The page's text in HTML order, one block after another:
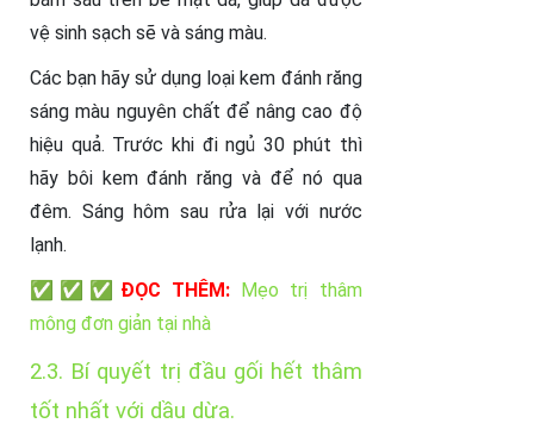
vệ sinh sạch sẽ và sáng màu.
Các bạn hãy sử dụng loại kem đánh răng
sáng màu nguyên chất để nâng cao độ
hiệu quả. Trước khi đi ngủ 30 phút thì
hãy bôi kem đánh răng và để nó qua
đêm. Sáng hôm sau rửa lại với nước
lạnh.
✅✅✅ĐỌC THÊM: Mẹo trị thâm
mông đơn giản tại nhà
2.3. Bí quyết trị đầu gối hết thâm
tốt nhất với dầu dừa.